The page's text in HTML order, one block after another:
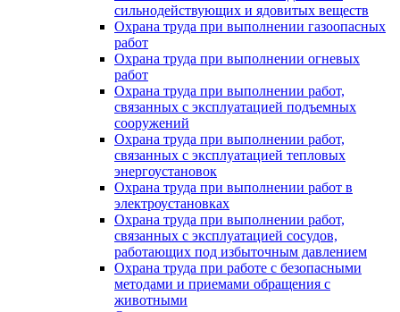
сильнодействующих и ядовитых веществ
Охрана труда при выполнении газоопасных
работ
Охрана труда при выполнении огневых
работ
Охрана труда при выполнении работ,
связанных с эксплуатацией подъемных
сооружений
Охрана труда при выполнении работ,
связанных с эксплуатацией тепловых
энергоустановок
Охрана труда при выполнении работ в
электроустановках
Охрана труда при выполнении работ,
связанных с эксплуатацией сосудов,
работающих под избыточным давлением
Охрана труда при работе с безопасными
методами и приемами обращения с
животными